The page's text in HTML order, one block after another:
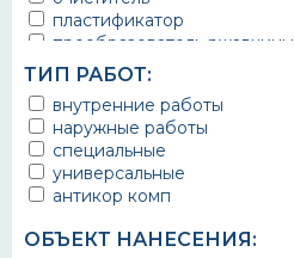
пластификатор
преобразователь ржавчины
эмаль
Краска
Покрытие
грунт эмаль
защитное покрытие
ТИП РАБОТ:
внутренние работы
наружные работы
специальные
универсальные
антикор комп
ОБЪЕКТ НАНЕСЕНИЯ: